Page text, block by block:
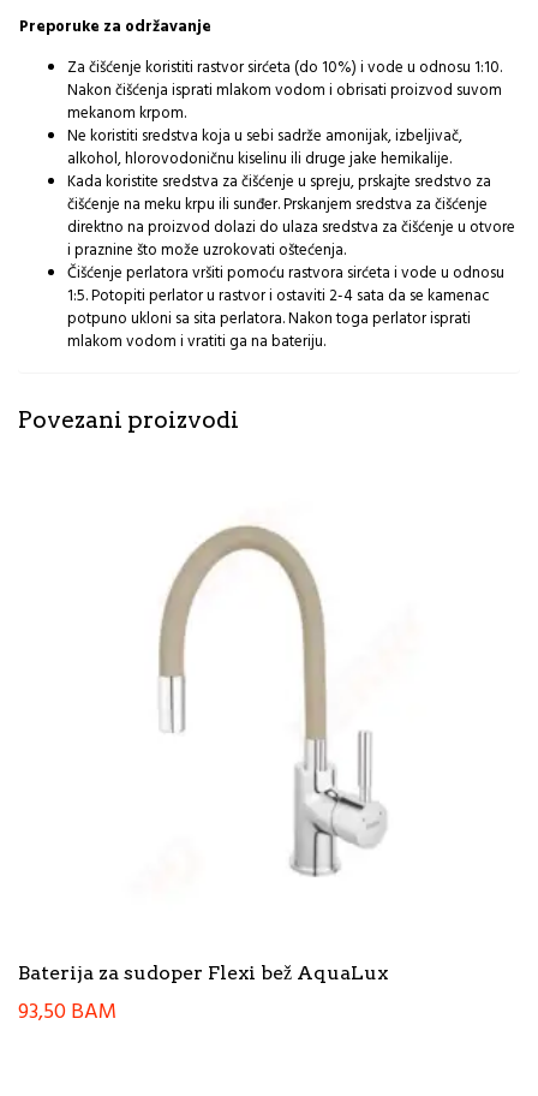
Preporuke za održavanje
Za čišćenje koristiti rastvor sirćeta (do 10%) i vode u odnosu 1:10.
Nakon čišćenja isprati mlakom vodom i obrisati proizvod suvom
mekanom krpom.
Ne koristiti sredstva koja u sebi sadrže amonijak, izbeljivač,
alkohol, hlorovodoničnu kiselinu ili druge jake hemikalije.
Kada koristite sredstva za čišćenje u spreju, prskajte sredstvo za
čišćenje na meku krpu ili sunđer. Prskanjem sredstva za čišćenje
direktno na proizvod dolazi do ulaza sredstva za čišćenje u otvore
i praznine što može uzrokovati oštećenja.
Čišćenje perlatora vršiti pomoću rastvora sirćeta i vode u odnosu
1:5. Potopiti perlator u rastvor i ostaviti 2-4 sata da se kamenac
potpuno ukloni sa sita perlatora. Nakon toga perlator isprati
mlakom vodom i vratiti ga na bateriju.
Povezani proizvodi
Baterija za sudoper Flexi bež AquaLux
93,50BAM